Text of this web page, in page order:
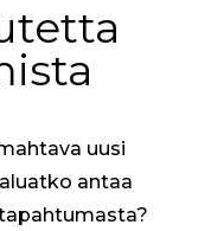
uusi
antaa